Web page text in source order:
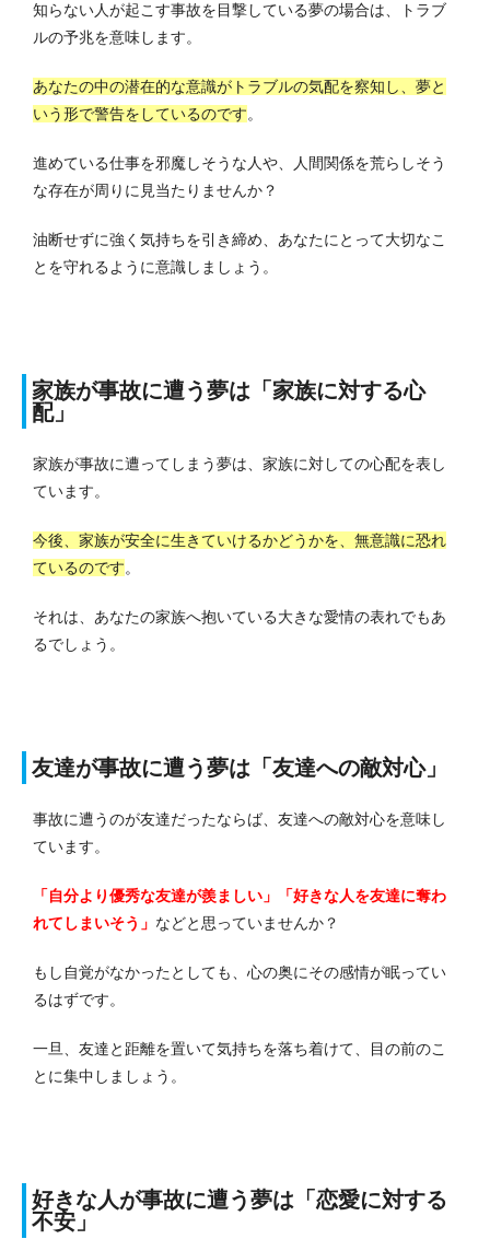
知らない人が起こす事故を目撃している夢の場合は、トラブ
ルの予兆を意味します。
あなたの中の潜在的な意識がトラブルの気配を察知し、夢と
いう形で警告をしているのです。
進めている仕事を邪魔しそうな人や、人間関係を荒らしそう
な存在が周りに見当たりませんか？
油断せずに強く気持ちを引き締め、あなたにとって大切なこ
とを守れるように意識しましょう。
家族が事故に遭う夢は「家族に対する心
配」
家族が事故に遭ってしまう夢は、家族に対しての心配を表し
ています。
今後、家族が安全に生きていけるかどうかを、無意識に恐れ
ているのです。
それは、あなたの家族へ抱いている大きな愛情の表れでもあ
るでしょう。
友達が事故に遭う夢は「友達への敵対心」
事故に遭うのが友達だったならば、友達への敵対心を意味し
ています。
「自分より優秀な友達が羨ましい」「好きな人を友達に奪わ
れてしまいそう」 などと思っていませんか？
もし自覚がなかったとしても、心の奥にその感情が眠ってい
るはずです。
一旦、友達と距離を置いて気持ちを落ち着けて、目の前のこ
とに集中しましょう。
好きな人が事故に遭う夢は「恋愛に対する
不安」